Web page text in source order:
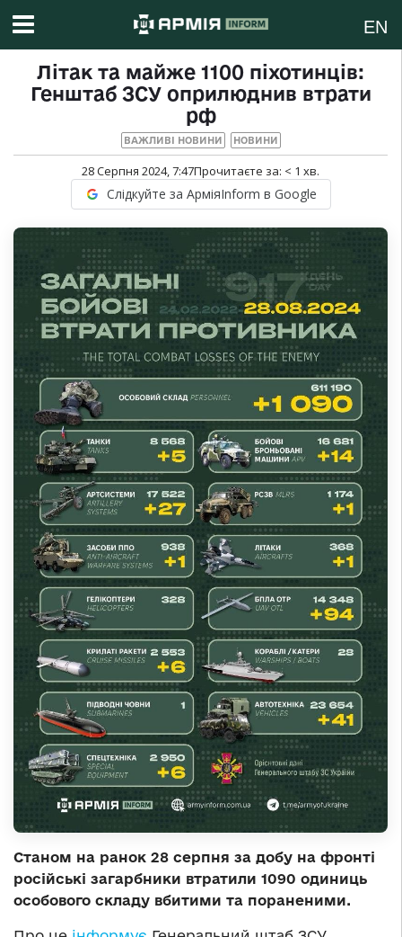
EN
Літак та майже 1100 піхотинців:
Генштаб ЗСУ оприлюднив втрати
рф
ВАЖЛИВІ НОВИНИ НОВИНИ
28 Серпня 2024, 7:47Прочитаєте за: < 1 хв.
Слідкуйте за АрміяInform в Google
Станом на ранок 28 серпня за добу на фронті
російські загарбники втратили 1090 одиниць
особового складу вбитими та пораненими.